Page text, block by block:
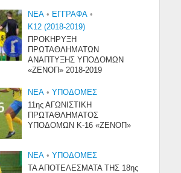
NEA • ΕΓΓΡΑΦΑ •
Κ12 (2018-2019)
ΠΡΟΚΗΡΥΞΗ
ΠΡΩΤΑΘΛΗΜΑΤΩΝ
ΑΝΑΠΤΥΞΗΣ ΥΠΟΔΟΜΩΝ
«ΖΕΝΟΠ» 2018-2019
NEA • ΥΠΟΔΟΜΈΣ
11ης ΑΓΩΝΙΣΤΙΚΗ
ΠΡΩΤΑΘΛΗΜΑΤΟΣ
ΥΠΟΔΟΜΩΝ Κ-16 «ΖΕΝΟΠ»
NEA • ΥΠΟΔΟΜΈΣ
ΤΑ ΑΠΟΤΕΛΕΣΜΑΤΑ ΤΗΣ 18ης